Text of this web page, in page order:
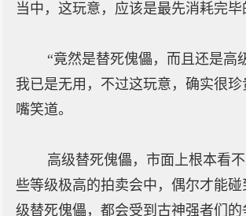
当中，这玩意，应该是最先消耗完
“竟然是替死傀儡，而且还是高
我已是无用，不过这玩意，确实很珍
嘴笑道。
高级替死傀儡，市面上根本看不
些等级极高的拍卖会中，偶尔才能碰
级替死傀儡，都会受到古神强者们的